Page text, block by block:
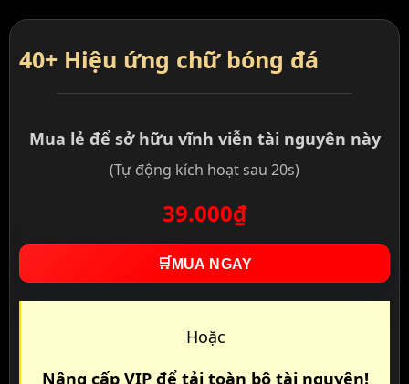
40+ Hiệu ứng chữ bóng đá
Mua lẻ để sở hữu vĩnh viễn tài nguyên này
(Tự động kích hoạt sau 20s)
39.000₫
🛒 MUA NGAY
Hoặc
Nâng cấp VIP để tải toàn bộ tài nguyên!